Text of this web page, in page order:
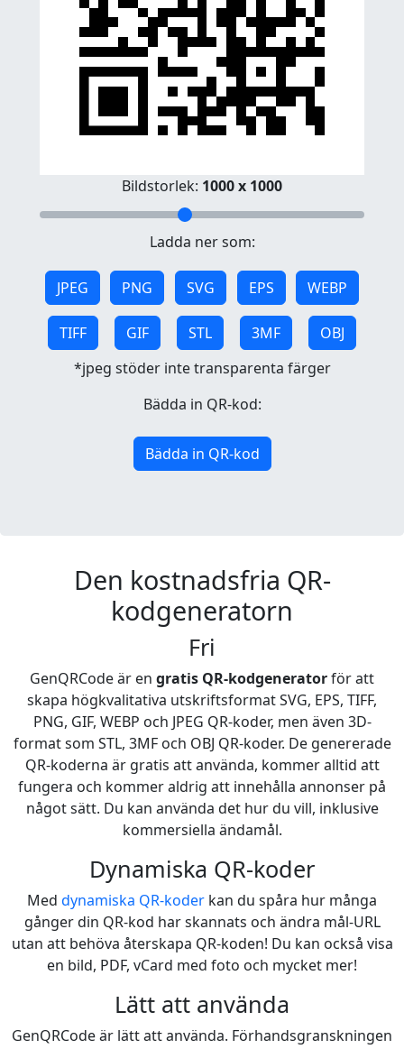
Bildstorlek: 1000 x 1000
Ladda ner som:
JPEG PNG SVG EPS WEBP
TIFF GIF STL 3MF
OBJ
*jpeg stöder inte transparenta färger
Bädda in QR-kod:
Bädda in QR-kod
Den kostnadsfria QR-
kodgeneratorn
Fri
GenQRCode är en gratis QR-kodgeneratorför att
skapa högkvalitativa utskriftsformat SVG, EPS, TIFF,
PNG, GIF, WEBP och JPEG QR-koder, men även 3D-
format som STL, 3MF och OBJ QR-koder. De genererade
QR-koderna är gratis att använda, kommer alltid att
fungera och kommer aldrig att innehålla annonser på
något sätt. Du kan använda det hur du vill, inklusive
kommersiella ändamål.
Dynamiska QR-koder
Med dynamiska QR-koder kan du spåra hur många
gånger din QR-kod har skannats och ändra mål-URL
utan att behöva återskapa QR-koden! Du kan också visa
en bild, PDF, vCard med foto och mycket mer!
Lätt att använda
GenQRCode är lätt att använda. Förhandsgranskningen